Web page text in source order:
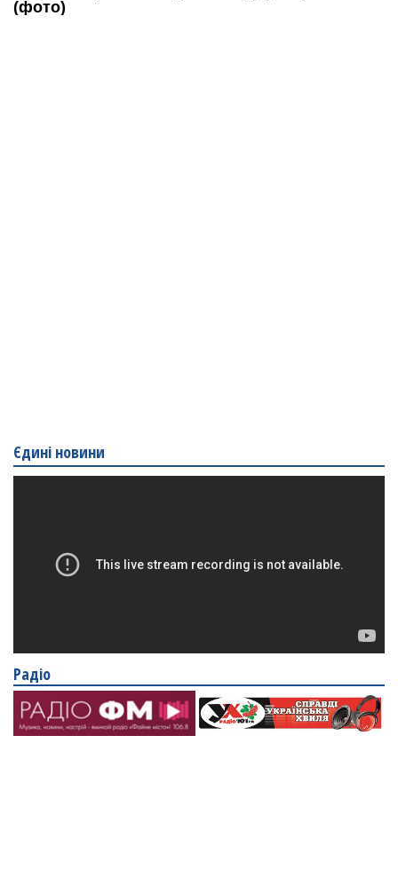
Єдині новини
Радіо